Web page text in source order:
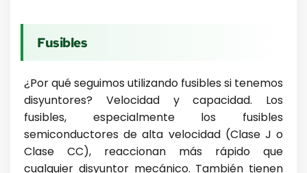
Fusibles
¿Por qué seguimos utilizando fusibles si tenemos
disyuntores? Velocidad y capacidad. Los
fusibles, especialmente los fusibles
semiconductores de alta velocidad (Clase J o
Clase CC), reaccionan más rápido que
cualquier disyuntor mecánico. También tienen